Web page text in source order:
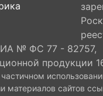
ИА № ФС 77 - 82757,
продукции
материалов сайтов